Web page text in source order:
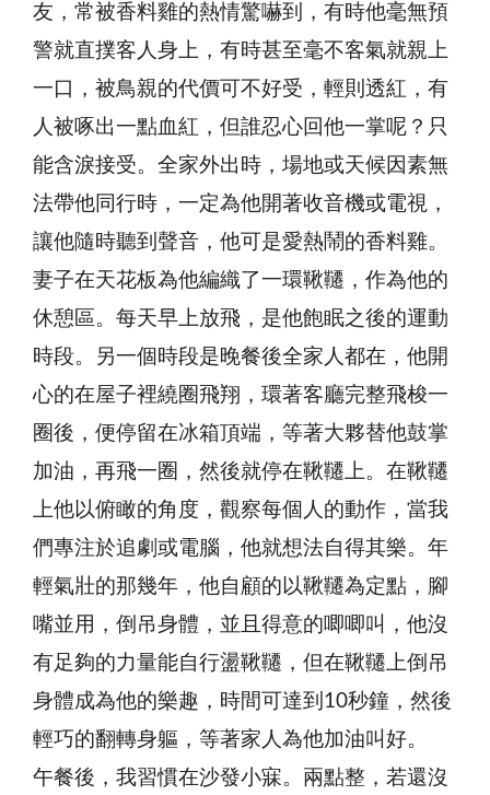
友，常被香料雞的熱情驚嚇到，有時他毫無預
警就直撲客人身上，有時甚至毫不客氣就親上
一口，被鳥親的代價可不好受，輕則透紅，有
人被啄出一點血紅，但誰忍心回他一掌呢？只
能含淚接受。全家外出時，場地或天候因素無
法帶他同行時，一定為他開著收音機或電視，
讓他隨時聽到聲音，他可是愛熱鬧的香料雞。
妻子在天花板為他編織了一環鞦韆，作為他的
休憩區。每天早上放飛，是他飽眠之後的運動
時段。另一個時段是晚餐後全家人都在，他開
心的在屋子裡繞圈飛翔，環著客廳完整飛梭一
圈後，便停留在冰箱頂端，等著大夥替他鼓掌
加油，再飛一圈，然後就停在鞦韆上。在鞦韆
上他以俯瞰的角度，觀察每個人的動作，當我
們專注於追劇或電腦，他就想法自得其樂。年
輕氣壯的那幾年，他自顧的以鞦韆為定點，腳
嘴並用，倒吊身體，並且得意的唧唧叫，他沒
有足夠的力量能自行盪鞦韆，但在鞦韆上倒吊
身體成為他的樂趣，時間可達到10秒鐘，然後
輕巧的翻轉身軀，等著家人為他加油叫好。
午餐後，我習慣在沙發小寐。兩點整，若還沒